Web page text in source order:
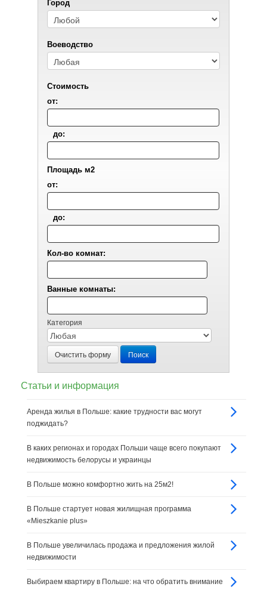
Город
Воеводствo
Стоимость
от:
до:
Площадь м2
от:
до:
Кол-во комнат:
Ванные комнаты:
Категория
Очистить форму Поиск
Статьи и информация
Аренда жилья в Польше: какие трудности вас могут
поджидать?
В каких регионах и городах Польши чаще всего покупают
недвижимость белорусы и украинцы
В Польше можно комфортно жить на 25м2!
В Польше стартует новая жилищная программа
«Mieszkanie plus»
В Польше увеличилась продажа и предложения жилой
недвижимости
Выбираем квартиру в Польше: на что обратить внимание